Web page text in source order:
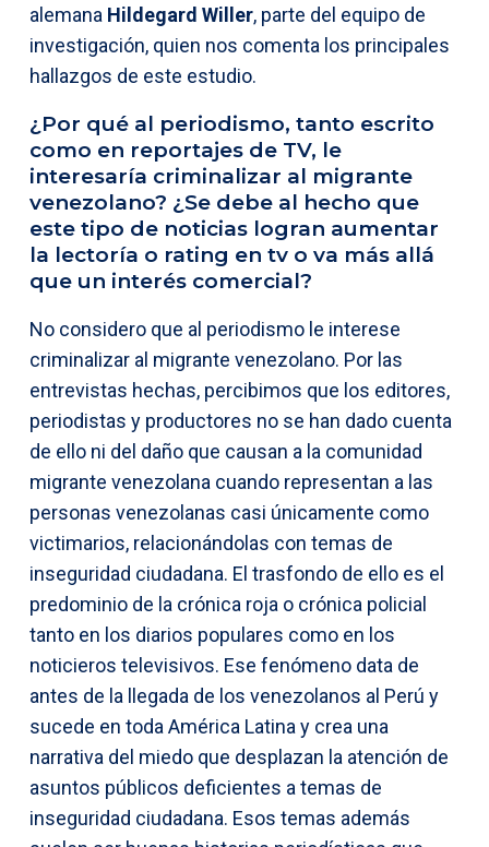
alemana Hildegard Willer, parte del equipo de
investigación, quien nos comenta los principales
hallazgos de este estudio.
¿Por qué al periodismo, tanto escrito
como en reportajes de TV, le
interesaría criminalizar al migrante
venezolano? ¿Se debe al hecho que
este tipo de noticias logran aumentar
la lectoría o rating en tv o va más allá
que un interés comercial?
No considero que al periodismo le interese
criminalizar al migrante venezolano. Por las
entrevistas hechas, percibimos que los editores,
periodistas y productores no se han dado cuenta
de ello ni del daño que causan a la comunidad
migrante venezolana cuando representan a las
personas venezolanas casi únicamente como
victimarios, relacionándolas con temas de
inseguridad ciudadana. El trasfondo de ello es el
predominio de la crónica roja o crónica policial
tanto en los diarios populares como en los
noticieros televisivos. Ese fenómeno data de
antes de la llegada de los venezolanos al Perú y
sucede en toda América Latina y crea una
narrativa del miedo que desplazan la atención de
asuntos públicos deficientes a temas de
inseguridad ciudadana. Esos temas además